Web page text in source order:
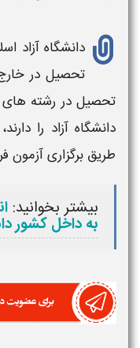
دانشگاهآزاد
تحصیل در
تحصیلدر رشته های
دانشگاهآزاد را
طریق برگزاری آزمون
بیشتر بخوانید:
به داخل کشور